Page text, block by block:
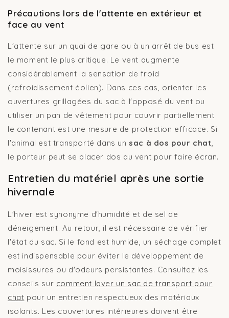
Précautions lors de l'attente en extérieur et
face au vent
L'attente sur un quai de gare ou à un arrêt de bus est
le moment le plus critique. Le vent augmente
considérablement la sensation de froid
(refroidissement éolien). Dans ces cas, orienter les
ouvertures grillagées du sac à l'opposé du vent ou
utiliser un pan de vêtement pour couvrir partiellement
le contenant est une mesure de protection efficace. Si
l'animal est transporté dans unsac à dos pour chat
le porteur peut se placer dos au vent pour faire écran.
Entretien du matériel après une sortie
hivernale
L'hiver est synonyme d'humidité et de sel de
déneigement. Au retour, il est nécessaire de vérifier
l'état du sac. Si le fond est humide, un séchage complet
est indispensable pour éviter le développement de
moisissures ou d'odeurs persistantes. Consultez les
conseils sur comment laver un sac de transport pour
chat pour un entretien respectueux des matériaux
isolants. Les couvertures intérieures doivent être